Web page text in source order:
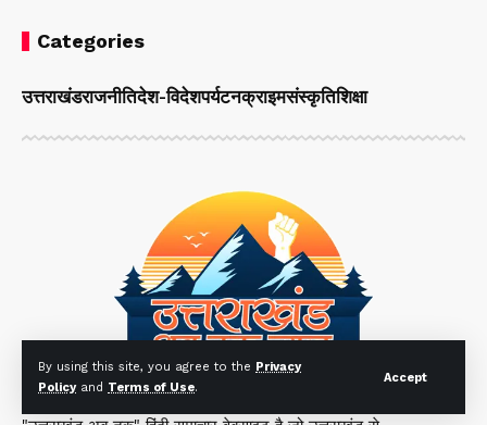
By using this site, you agree to the Privacy
Policyand Terms of Use.
Accept
Categories
उत्तराखंडराजनीतिदेश-विदेशपर्यटनक्राइमसंस्कृतिशिक्षा